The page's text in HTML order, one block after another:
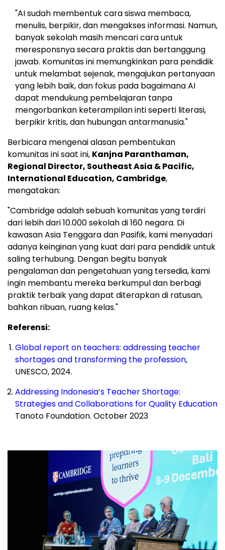
"AI sudah membentuk cara siswa membaca,
menulis, berpikir, dan mengakses informasi. Namun,
banyak sekolah masih mencari cara untuk
meresponsnya secara praktis dan bertanggung
jawab. Komunitas ini memungkinkan para pendidik
untuk melambat sejenak, mengajukan pertanyaan
yang lebih baik, dan fokus pada bagaimana AI
dapat mendukung pembelajaran tanpa
mengorbankan keterampilan inti seperti literasi,
berpikir kritis, dan hubungan antarmanusia."
Berbicara mengenai alasan pembentukan
komunitas ini saat ini, Kanjna Paranthaman,
Regional Director, Southeast Asia & Pacific,
International Education, Cambridge,
mengatakan:
"Cambridgeadalah sebuah komunitas yang terdiri
dari lebih dari 10.000 sekolah di 160 negara. Di
kawasanAsia Tenggaradan Pasifik, kami menyadari
adanya keinginan yang kuat dari para pendidik untuk
saling terhubung. Dengan begitu banyak
pengalaman dan pengetahuan yang tersedia, kami
ingin membantu mereka berkumpul dan berbagi
praktik terbaik yang dapat diterapkan di ratusan,
bahkan ribuan, ruang kelas."
Referensi:
Global report on teachers: addressing teacher
shortages and transforming the profession,
UNESCO, 2024.
Addressing Indonesia’s Teacher Shortage:
Strategies and Collaborations for Quality Education
Tanoto Foundation. October 2023